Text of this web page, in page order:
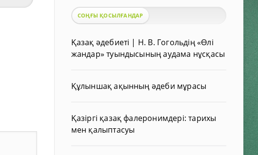
СОҢҒЫ ҚОСЫЛҒАНДАР
Қазақ әдебиеті | Н. В. Гогольдің «Өлі
жандар» туындысының аудама нұсқасы
Құлыншақ ақынның әдеби мұрасы
Қазіргі қазақ фалеронимдері: тарихы
мен қалыптасуы